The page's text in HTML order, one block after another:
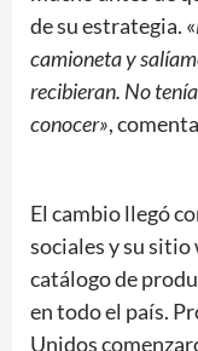
de su estrategia. «
camioneta y
recibieran. No
conocer»,
El cambio llegó
sociales y su
catálogo de
en todo el país.
Unidos